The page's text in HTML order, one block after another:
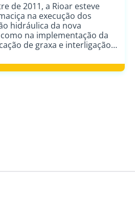
de 2011, a Rioar esteve
na execução dos
hidráulica da nova
na implementação da
de graxa e interligação
da MP4. Juntamente com a
fornecemos também